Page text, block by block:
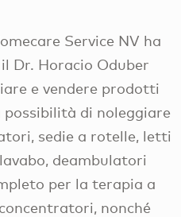
Service NV ha
Dr. Horacio Oduber
e vendere prodotti
di noleggiare
sedie a rotelle, letti
deambulatori
per la terapia a
nonché